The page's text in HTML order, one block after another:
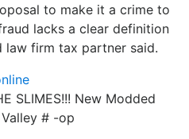
to make it a crime to
lacks a clear definition
law firm tax partner said.
SLIMES!!! New Modded
# -op